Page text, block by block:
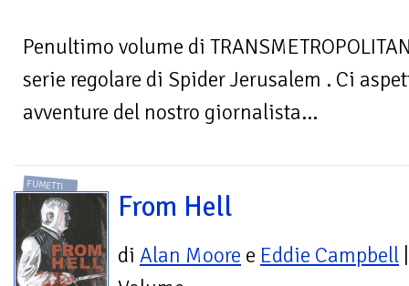
Penultimo volume di
serie regolare di Spider Jerusalem . Ci
avventure del nostro giornalista...
FUMETTI
From Hell
di Alan Moore e Eddie Campbell